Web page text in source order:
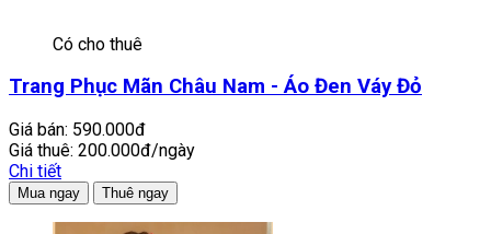
Có cho thuê
Trang Phục Mãn Châu Nam - Áo Đen Váy Đỏ
Giá bán: 590.000đ
Giá thuê: 200.000đ/ngày
Chi tiết
Mua ngay Thuê ngay